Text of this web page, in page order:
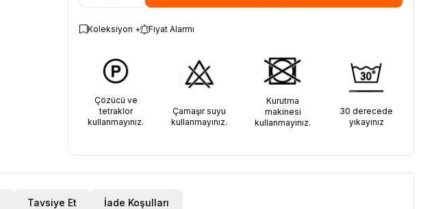
Koleksiyon + Fiyat Alarmı
Çözücü ve
tetraklor
kullanmayınız.
Çamaşır suyu
kullanmayınız.
Kurutma
makinesi
kullanmayınız.
30 derecede
yıkayınız
Tavsiye Et İade Koşulları